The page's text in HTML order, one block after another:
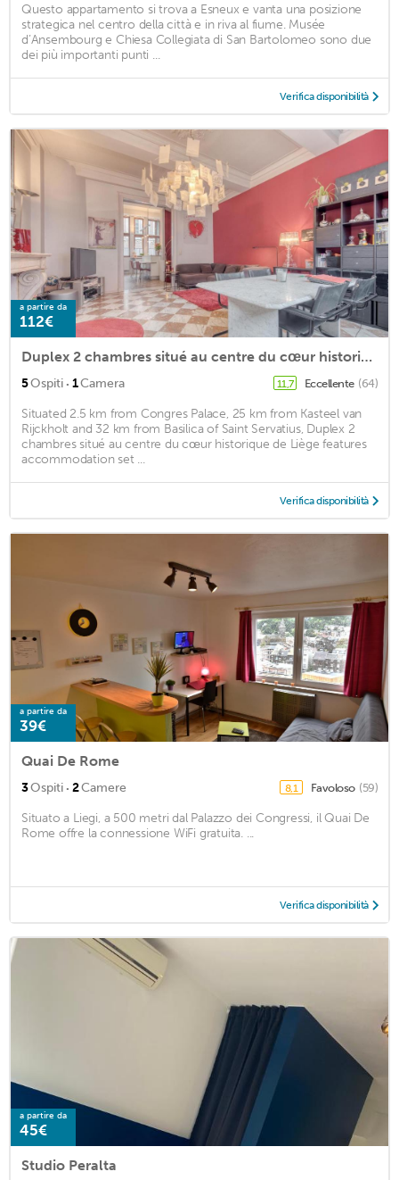
Questo appartamento si trova a Esneux e vanta una posizione
strategica nel centro della città e in riva al fiume. Musée
d’Ansembourg e Chiesa Collegiata di San Bartolomeo sono due
dei più importanti punti ...
Verifica disponibilità
a partire da
112€
Duplex 2 chambres situé au centre du cœur historique de Liège
5Ospiti · 1Camera 11,7 Eccellente (64)
Situated 2.5 km from Congres Palace, 25 km from Kasteel van
Rijckholt and 32 km from Basilica of Saint Servatius, Duplex 2
chambres situé au centre du cœur historique de Liège features
accommodation set ...
Verifica disponibilità
a partire da
39€
Quai De Rome
3Ospiti · 2Camere 8,1 Favoloso (59)
Situato a Liegi, a 500 metri dal Palazzo dei Congressi, il Quai De
Rome offre la connessione WiFi gratuita. ...
Verifica disponibilità
a partire da
45€
Studio Peralta